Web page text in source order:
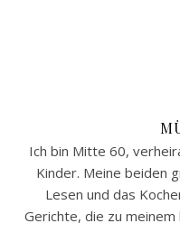
Ich bin Mitte 60,
Kinder. Meine beiden
Lesen und das
Gerichte, die zu